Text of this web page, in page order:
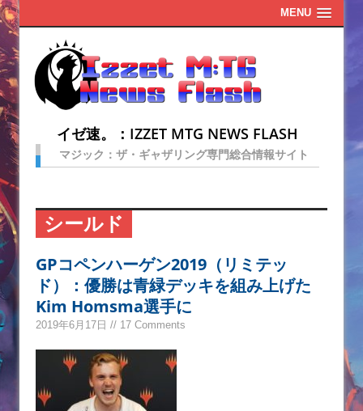
MENU
イゼ速。：IZZET MTG NEWS FLASH
マジック：ザ・ギャザリング専門総合情報サイト
シールド
GPコペンハーゲン2019（リミテッ
ド）：優勝は青緑デッキを組み上げた
Kim Homsma選手に
2019年6月17日 // 17 Comments